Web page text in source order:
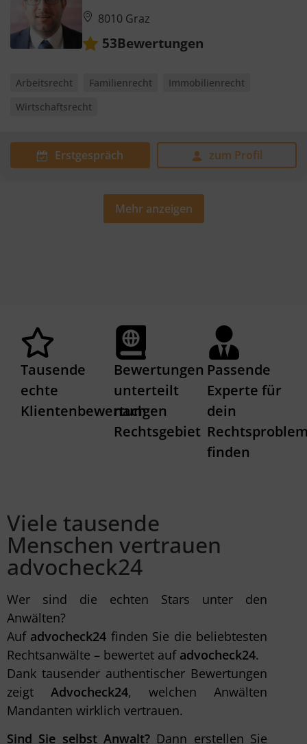
8010 Graz
53Bewertungen
Arbeitsrecht Familienrecht
Immobilienrecht
Wirtschaftsrecht
Erstgespräch zum Profil
Mehr anzeigen
Tausende
echte
Klientenbewertungen
Bewertungen
unterteilt
nach
Rechtsgebiet
Passende
Experte für
dein
finden
Viele tausende
Menschen vertrauen
advocheck24
Wer sind die echten Stars unter den
Anwälten?
Auf advocheck24 finden Sie die beliebtesten
Rechtsanwälte – bewertet auf advocheck24.
Dank tausender authentischer Bewertungen
zeigt Advocheck24, welchen Anwälten
Mandanten wirklich vertrauen.
Sind Sie selbst Anwalt? Dann erstellen Sie